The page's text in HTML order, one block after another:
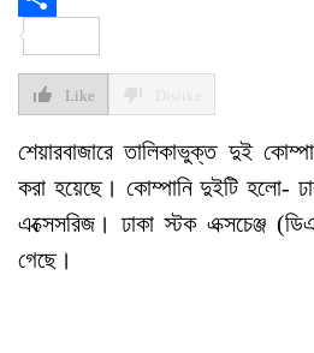
Like
শেয়ারবাজারে তালিকাভুক্ত দুই
করা হয়েছে। কোম্পানি দুইটি হলো-
এক্সেসরিজ। ঢাকা স্টক এক্সচেঞ্জ
গেছে।